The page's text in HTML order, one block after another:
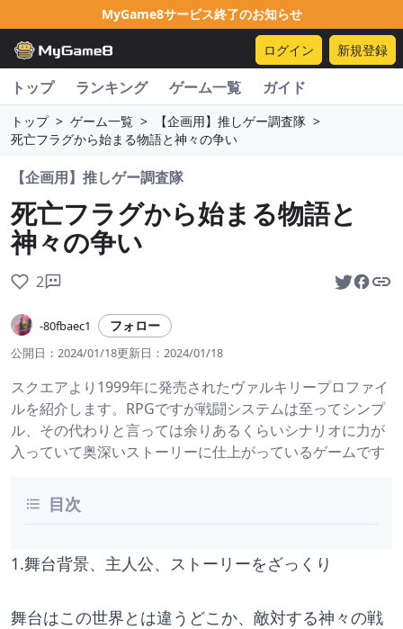
MyGame8サービス終了のお知らせ
ログイン 新規登録
トップ ランキング ゲーム一覧 ガイド
トップ > ゲーム一覧 > 【企画用】推しゲー調査隊 >
死亡フラグから始まる物語と神々の争い
【企画用】推しゲー調査隊
死亡フラグから始まる物語と
神々の争い
2
-80fbaec1 フォロー
公開日： 2024/01/18更新日： 2024/01/18
スクエアより1999年に発売されたヴァルキリープロファイ
ルを紹介します。RPGですが戦闘システムは至ってシンプ
ル、その代わりと言っては余りあるくらいシナリオに力が
入っていて奥深いストーリーに仕上がっているゲームです
目次
1.舞台背景、主人公、ストーリーをざっくり
舞台はこの世界とは違うどこか、敵対する神々の戦